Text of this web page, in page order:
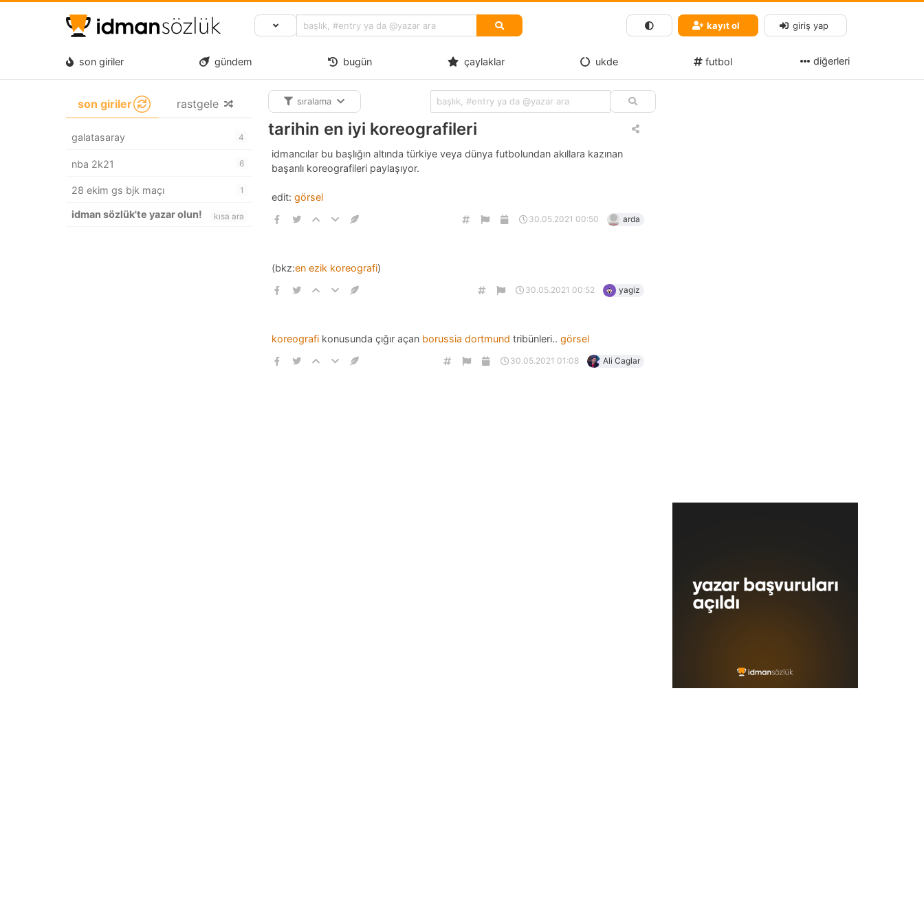
kayıt ol giriş yap
son giriler gündem bugün çaylaklar ukde futbol diğerleri
son giriler rastgele
galatasaray 4
nba 2k21 6
28 ekim gs bjk maçı 1
idman sözlük'te yazar olun! kısa ara
sıralama
tarihin en iyi koreografileri
idmancılar bu başlığın altında türkiye veya dünya futbolundan akıllara kazınan
başarılı koreografileri paylaşıyor.
edit: görsel
30.05.2021 00:50 arda
(bkz:en ezik koreografi)
30.05.2021 00:52 yagiz
koreografi konusunda çığır açan borussia dortmund tribünleri.. görsel
30.05.2021 01:08 Ali Caglar